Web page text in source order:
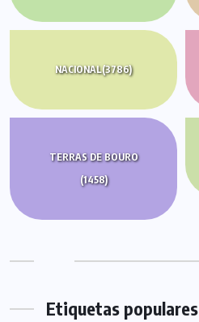
NACIONAL(3786)
TERRAS DE BOURO
(1458)
Etiquetas populares